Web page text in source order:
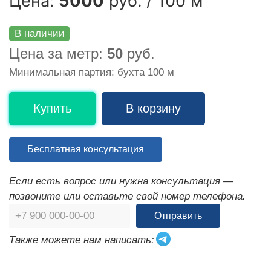
В наличии
Цена за метр: 50 руб.
Минимальная партия: бухта 100 м
Купить В корзину
Бесплатная консультация
Если есть вопрос или нужна консультация —
позвоните или оставьте свой номер телефона.
Отправить
Также можете нам написать: